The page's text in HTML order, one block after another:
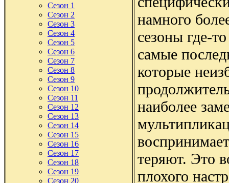
Сезон 1
Сезон 2
Сезон 3
Сезон 4
Сезон 5
Сезон 6
Сезон 7
Сезон 8
Сезон 9
Сезон 10
Сезон 11
Сезон 12
Сезон 13
Сезон 14
Сезон 15
Сезон 16
Сезон 17
Сезон 18
Сезон 19
Сезон 20
намного
сезоны где-
самые
которые
наиболее
теряют. Это
плохого